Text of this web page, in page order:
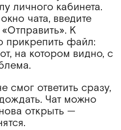
Акция «Безопасный
Акция «Видеокамера
уличная поворотная 4G»
личного кабинета.
чата, введите
К
файл:
на котором видно, с
смог ответить сразу,
Чат можно
открыть —